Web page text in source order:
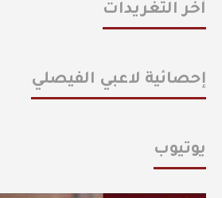
أخر التغريدات
إحصائية لاعبي الفيصلي
يوتيوب